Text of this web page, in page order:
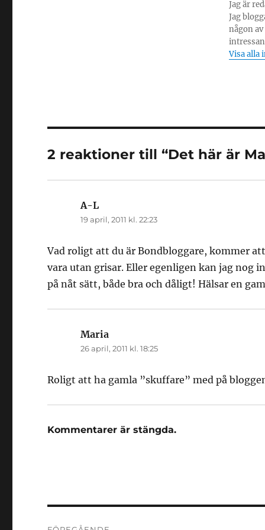
Jag är
Jag
någon
Visa alla
2 reaktioner till “Det här är
A-L
19 april, 2011 kl. 22:23
Vad roligt att du är Bondbloggare, kommer
vara utan grisar. Eller egenligen kan jag nog
på nåt sätt, både bra och dåligt! Hälsar en
Maria
26 april, 2011 kl. 18:25
Roligt att ha gamla ”skuffare” med på
Kommentarer är stängda.